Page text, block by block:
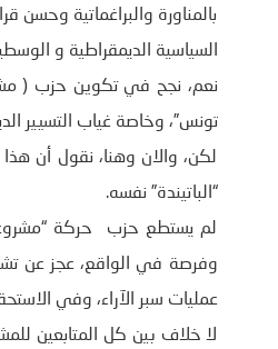
بالمناورة والبراغماتية
السياسية الديمقراطية و
نعم، نجح في تكوين حزب (
تونس”، وخاصة غياب التسيير
لكن، والان وهنا، نقول أن
“الباتيندة” نفسه.
لم يستطع حزب حركة “مشروع
وفرصة في الواقع، عجز عن
عمليات سبر الآراء، وفي
لا خلاف بين كل المتابعين